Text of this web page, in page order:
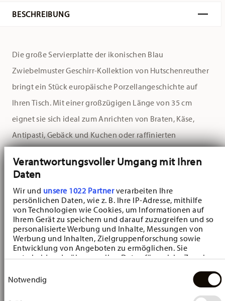
Verantwortungsvoller Umgang mit Ihren
Daten
Wir und unsere 1022 Partnerverarbeiten Ihre
persönlichen Daten, wie z. B. Ihre IP-Adresse, mithilfe
von Technologien wie Cookies, um Informationen auf
Ihrem Gerät zu speichern und darauf zuzugreifen und so
personalisierte Werbung und Inhalte, Messungen von
Werbung und Inhalten, Zielgruppenforschung sowie
Entwicklung von Angeboten zu ermöglichen. Sie
entscheiden darüber, wer Ihre Daten für welche Zwecke
Cookie-Erklärung oder durch Klicken auf das Privacy
Trigger Symbol ändern oder widerrufen
Notwendig
BESCHREIBUNG
Die große Servierplatte der ikonischen Blau
Zwiebelmuster Geschirr-Kollektion von Hutschenreuther
bringt ein Stück europäische Porzellangeschichte auf
Ihren Tisch. Mit einer großzügigen Länge von 35 cm
eignet sie sich ideal zum Anrichten von Braten, Käse,
Antipasti, Gebäck und Kuchen oder raffinierten
stilvoll und traditionsbewusst präsentiert sind.
Das berühmte Zwiebelmuster, inspiriert von der
ostasiatischen Keramikkunst des 18. Jahrhunderts, ziert
die Servierplatte mit feinen Linien und dem
charakteristischen floralen Dekor. In klassischem
Kobaltblau auf weißem Porzellan ausgeführt, verbindet
das Blau Zwiebelmuster-Dekor kunstvolle Anmut mit